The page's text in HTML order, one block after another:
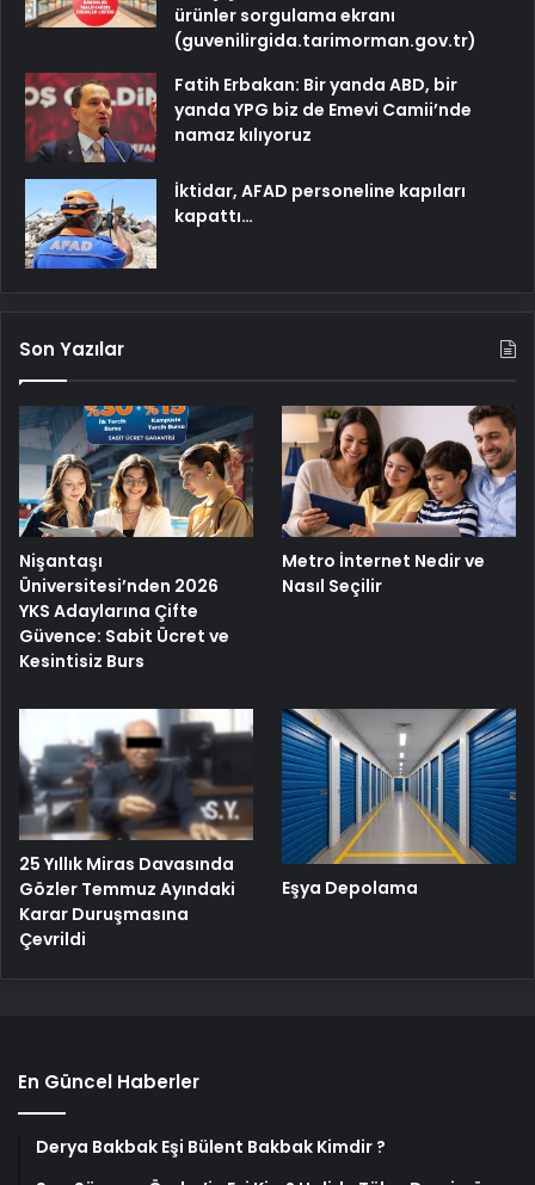
ürünler sorgulama ekranı
(guvenilirgida.tarimorman.gov.tr)
Fatih Erbakan: Bir yanda ABD, bir
yanda YPG biz de Emevi Camii’nde
namaz kılıyoruz
İktidar, AFAD personeline kapıları
kapattı…
Son Yazılar
Nişantaşı
Üniversitesi’nden 2026
YKS Adaylarına Çifte
Güvence: Sabit Ücret ve
Kesintisiz Burs
Metro İnternet Nedir ve
Nasıl Seçilir
25 Yıllık Miras Davasında
Gözler Temmuz Ayındaki
Karar Duruşmasına
Çevrildi
Eşya Depolama
En Güncel Haberler
Derya Bakbak Eşi Bülent Bakbak Kimdir ?